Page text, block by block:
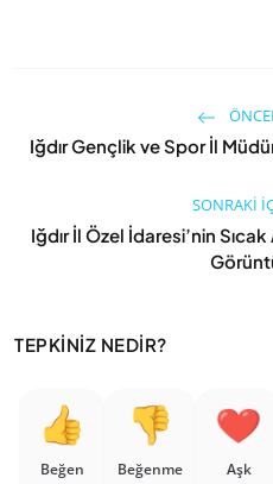
Iğdır Gençlik ve Spor İl
SONRAKI
Iğdır İl Özel İdaresi’nin
TEPKINIZ NEDIR?
Beğen Beğenme Aşk